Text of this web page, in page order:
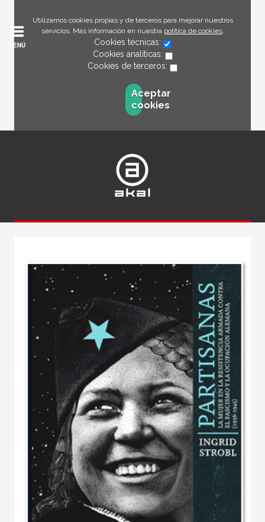
Utilizamos cookies propias y de terceros para mejorar nuestros
servicios. Más información en nuestra política de cookies.
Cookies técnicas:
Cookies analíticas:
Cookies de terceros:
Aceptar
cookies
MENÚ